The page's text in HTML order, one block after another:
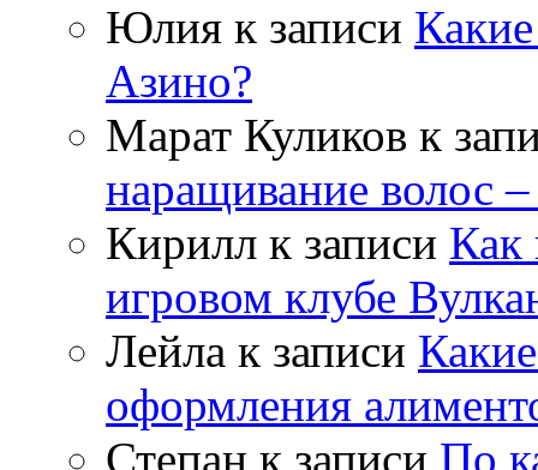
Юлия к записи
Азино?
Марат Куликов к
наращивание волос
Кирилл к записи Как
игровом клубе
Лейла к записи
оформления
Степан к записи По